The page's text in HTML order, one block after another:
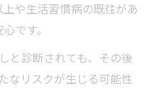
や生活習慣病の既往があ
です。
と診断されても、その後
なリスクが生じる可能性